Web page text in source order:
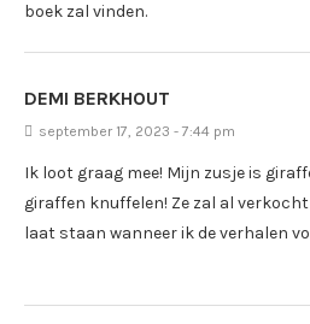
boek zal vinden.
DEMI BERKHOUT
september 17, 2023 - 7:44 pm
Ik loot graag mee! Mijn zusje is
giraffen knuffelen! Ze zal al
laat staan wanneer ik de verhalen